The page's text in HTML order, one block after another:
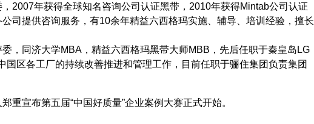
， 2007年获得全球知名咨询公司认证黑带， 2010年获得Mintab公司认证
司提供咨询服务，有10余年精益六西格玛实施、辅导、培训经验，擅长
委 ，同济大学MBA ，精益六西格玛黑带大师MBB ，先后任职于秦皇岛 LG
国区各工厂的持续改善推进和管理工作，目前任职于骊住集团负责集团
郑重宣布第五届“中国好质量”企业案例大赛正式开始。